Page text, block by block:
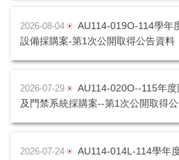
2026-08-04
AU114-019O-114學年
設備採購案-第1次公開取得公告資料
2026-07-29
AU114-020O--115年
及門禁系統採購案--第1次公開取得
2026-07-24
AU114-014L-114學年